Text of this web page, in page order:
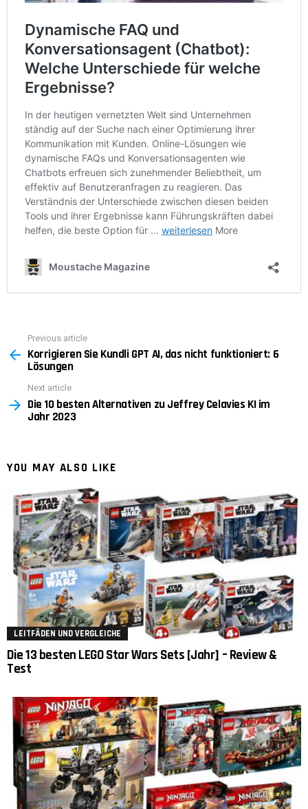
more
Previous article
Korrigieren Sie Kundli GPT AI, das nicht funktioniert: 6
Lösungen
Next article
Die 10 besten Alternativen zu Jeffrey Celavies KI im
Jahr 2023
YOU MAY ALSO LIKE
LEITFÄDEN UND VERGLEICHE
Die 13 besten LEGO Star Wars Sets [Jahr] – Review &
Test